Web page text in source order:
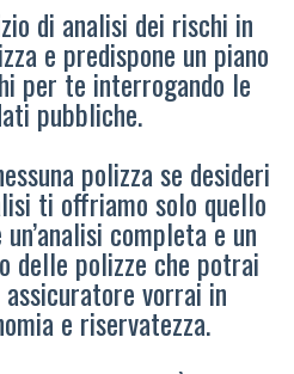
di analisi dei rischi in
e predispone un piano
per te interrogando le
pubbliche.
polizza se desideri
ti offriamo solo quello
completa e un
delle polizze che potrai
assicuratore vorrai in
e riservatezza.